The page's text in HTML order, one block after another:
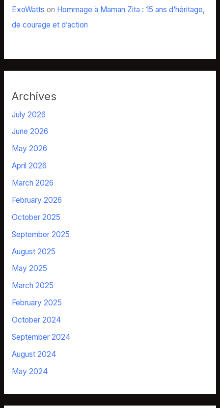
ExoWatts on Hommage à Maman Zita : 15 ans d’héritage,
de courage et d’action
Archives
July 2026
June 2026
May 2026
April 2026
March 2026
February 2026
October 2025
September 2025
August 2025
May 2025
March 2025
February 2025
October 2024
September 2024
August 2024
May 2024